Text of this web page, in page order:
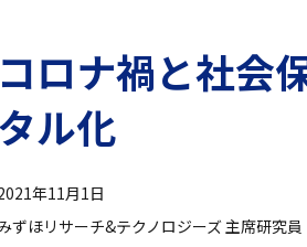
コロナ禍と社会
タル化
年11月1日
ずほリサーチ&テクノロジーズ 主席研究員